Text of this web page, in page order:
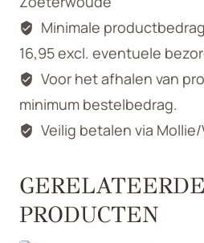
Minimale
16,95 excl. eventuele
Voor het afhalen van
minimum bestelbedrag.
Veilig betalen via
GERELATEERDE
PRODUCTEN